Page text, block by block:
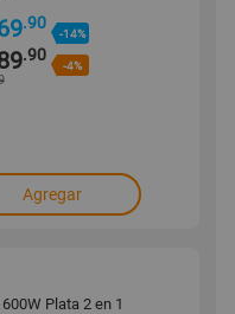
.90
-14%
.90
-4%
Agregar
Plata 2 en 1